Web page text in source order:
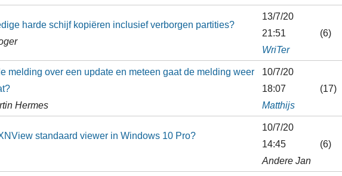
harde schijf kopiëren inclusief verborgen partities?
13/7/20
21:51
WriTer
(6)
melding over een update en meteen gaat de melding weer
Hermes
10/7/20
18:07
Matthijs
(17)
standaard viewer in Windows 10 Pro?
10/7/20
14:45
Andere Jan
(6)